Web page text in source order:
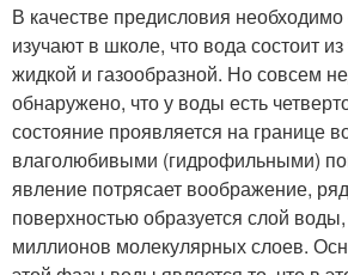
В качестве предисловия необходимо
изучают в школе, что вода состоит
жидкой и газообразной. Но совсем
обнаружено, что у воды есть
состояние проявляется на границе
влаголюбивыми (гидрофильными)
явление потрясает воображение,
поверхностью образуется слой
миллионов молекулярных слоев.